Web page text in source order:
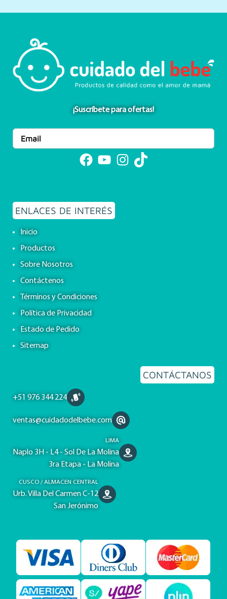
¡Suscríbete para ofertas!
Facebook
YouTube
Instagram
TikTok
ENLACES DE INTERÉS
Inicio
Productos
Sobre Nosotros
Contáctenos
Términos y Condiciones
Política de Privacidad
Estado de Pedido
Sitemap
CONTÁCTANOS
+51 976 344 224
ventas@cuidadodelbebe.com
LIMA
Naplo 3H - L4 - Sol De La Molina
3ra Etapa - La Molina
CUSCO / ALMACEN CENTRAL
Urb. Villa Del Carmen C-12
San Jerónimo